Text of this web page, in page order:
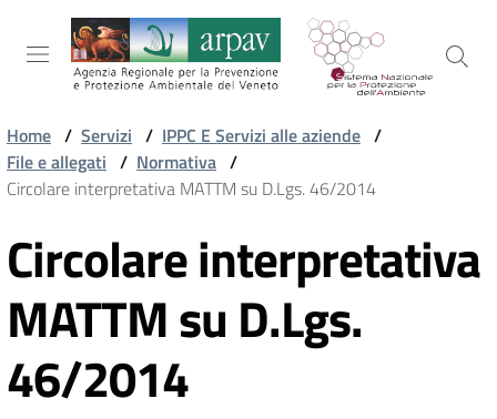
Salta al contenuto
Salta alla navigazione
Salta al footer
ARPAV
TEMI
TERRITORIO
Home / Servizi / IPPC E Servizi alle aziende /
File e allegati / Normativa /
Circolare interpretativa MATTM su D.Lgs. 46/2014
Vai al contenuto
Circolare interpretativa
MATTM su D.Lgs.
46/2014